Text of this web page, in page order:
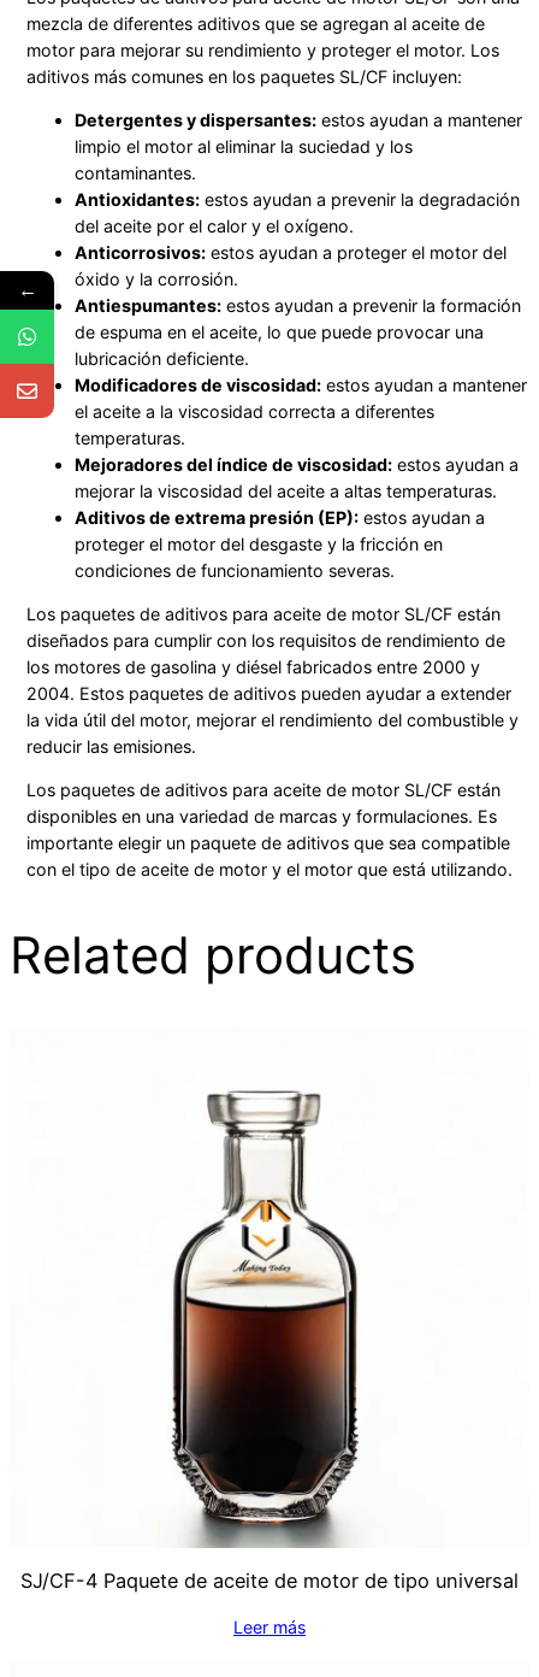
mezcla de diferentes aditivos que se agregan al aceite de
motor para mejorar su rendimiento y proteger el motor. Los
aditivos más comunes en los paquetes SL/CF incluyen:
Detergentes y dispersantes: estos ayudan a mantener
limpio el motor al eliminar la suciedad y los
contaminantes.
Antioxidantes: estos ayudan a prevenir la degradación
del aceite por el calor y el oxígeno.
Anticorrosivos: estos ayudan a proteger el motor del
óxido y la corrosión.
Antiespumantes: estos ayudan a prevenir la formación
de espuma en el aceite, lo que puede provocar una
lubricación deficiente.
Modificadores de viscosidad: estos ayudan a mantener
el aceite a la viscosidad correcta a diferentes
temperaturas.
Mejoradores del índice de viscosidad: estos ayudan a
mejorar la viscosidad del aceite a altas temperaturas.
Aditivos de extrema presión (EP): estos ayudan a
proteger el motor del desgaste y la fricción en
condiciones de funcionamiento severas.
Los paquetes de aditivos para aceite de motor SL/CF están
diseñados para cumplir con los requisitos de rendimiento de
los motores de gasolina y diésel fabricados entre 2000 y
2004. Estos paquetes de aditivos pueden ayudar a extender
la vida útil del motor, mejorar el rendimiento del combustible y
reducir las emisiones.
Los paquetes de aditivos para aceite de motor SL/CF están
disponibles en una variedad de marcas y formulaciones. Es
importante elegir un paquete de aditivos que sea compatible
con el tipo de aceite de motor y el motor que está utilizando.
Related products
SJ/CF-4 Paquete de aceite de motor de tipo universal
Leer más
←